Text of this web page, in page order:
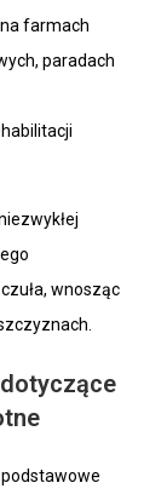
farmach
paradach
wnosząc